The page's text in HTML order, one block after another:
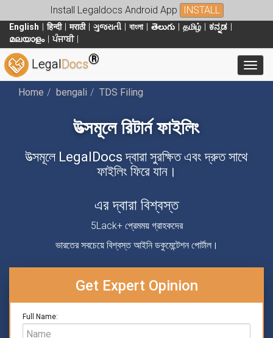
Install Legaldocs Android App INSTALL
English हिन्दी मराठी ગુજરાતી বাংলা తెలుగు தமிழ்
ಕನ್ನಡ
മലയാളം
ਪੰਜਾਬੀ
LegalDocs®
Home bengali TDS Filing
উত্সমূলে রিটার্ন ফাইলিং
উত্সমূলে LegalDocs দ্বারা সুরক্ষিত এবং দ্রুত সাথে
ফাইলিং ফিরে যান।
এর দ্বারা বিশ্বস্ত
5Lack+ প্রেমময় গ্রাহকদের
ভারতের সবচেয়ে বিশ্বস্ত আইনি ডকুমেন্টেশন পোর্টাল।
Get Expert Opinion
Full Name: